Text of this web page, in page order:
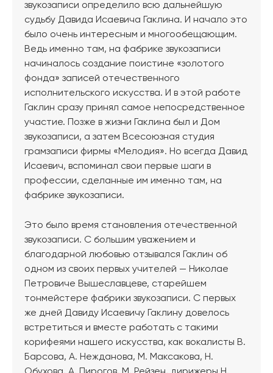
звукозаписи определило всю дальнейшую
судьбу Давида Исаевича Гаклина. И начало это
было очень интересным и многообещающим.
Ведь именно там, на фабрике звукозаписи
начиналось создание поистине «золотого
фонда» записей отечественного
исполнительского искусства. И в этой работе
Гаклин сразу принял самое непосредственное
участие. Позже в жизни Гаклина был и Дом
звукозаписи, а затем Всесоюзная студия
грамзаписи фирмы «Мелодия». Но всегда Давид
Исаевич, вспоминал свои первые шаги в
профессии, сделанные им именно там, на
фабрике звукозаписи.
Это было время становления отечественной
звукозаписи. С большим уважением и
благодарной любовью отзывался Гаклин об
одном из своих первых учителей — Николае
Петровиче Вышеславцеве, старейшем
тонмейстере фабрики звукозаписи. С первых
же дней Давиду Исаевичу Гаклину довелось
встретиться и вместе работать с такими
корифеями нашего искусства, как вокалисты В.
Барсова, А. Нежданова, М. Максакова, Н.